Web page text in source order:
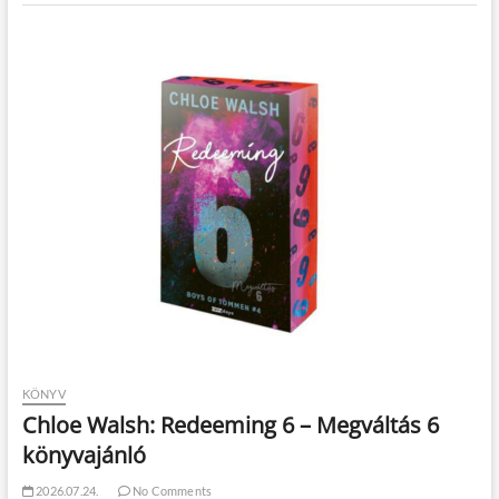
KÖNYV
Chloe Walsh: Redeeming 6 – Megváltás 6
könyvajánló
2026.07.24. No Comments